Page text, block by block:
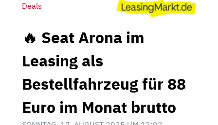
Deals
🔥 Seat Arona im
Leasing als
Bestellfahrzeug für 88
Euro im Monat brutto